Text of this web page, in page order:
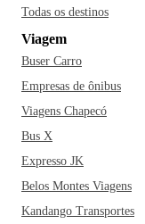
Todas os destinos
Viagem
Buser Carro
Empresas de ônibus
Viagens Chapecó
Bus X
Expresso JK
Belos Montes Viagens
Kandango Transportes